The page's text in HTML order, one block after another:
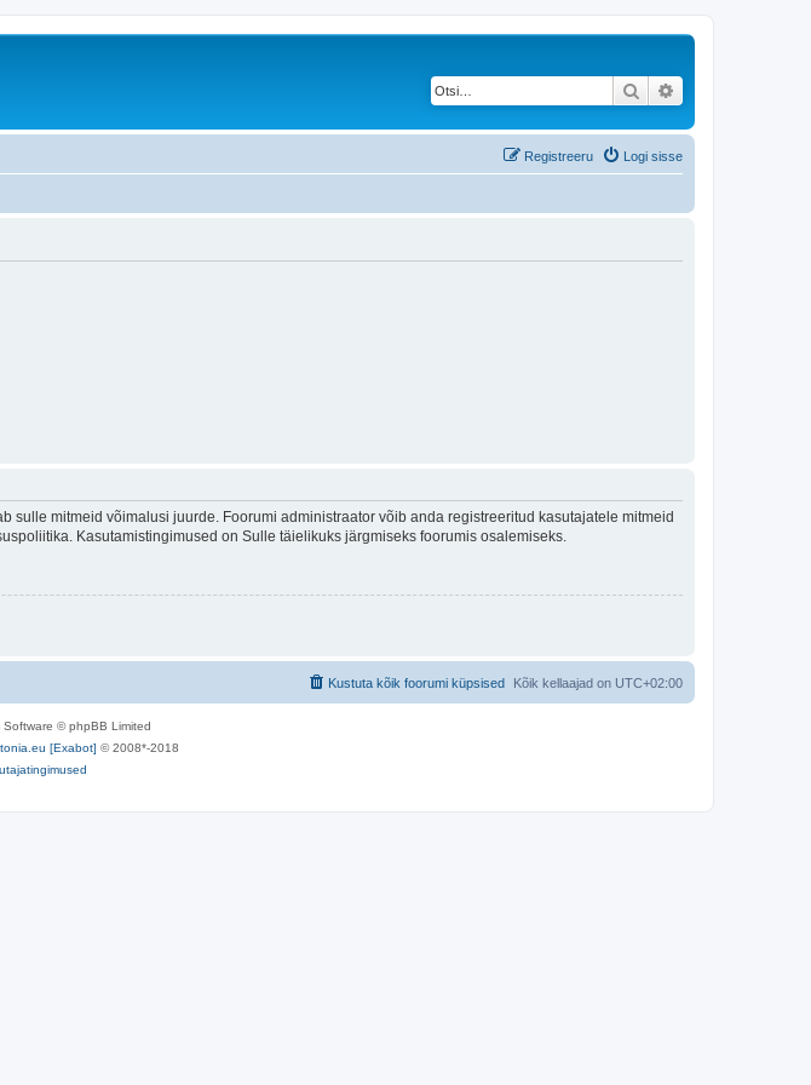
Otsi
Logi sisse
Registreeru
mitmeid võimalusi juurde. Foorumi administraator võib anda registreeritud kasutajatele mitmeid
Kasutamistingimused on Sulle täielikuks järgmiseks foorumis osalemiseks.
Kõik kellaajad on UTC+02:00
Kustuta kõik foorumi küpsised
Software © phpBB Limited
[Exabot] © 2008*-2018